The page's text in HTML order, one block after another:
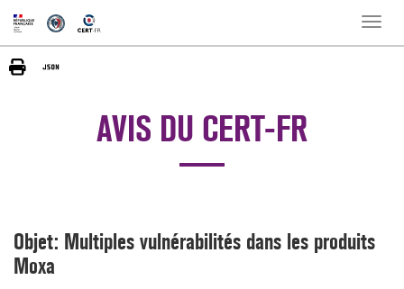
Toggle
AVIS DU CERT-FR
Objet: Multiples vulnérabilités dans les produits
Moxa